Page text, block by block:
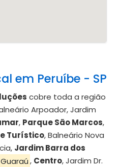
em Peruíbe - SP
cobre toda a região
Arpoador, Jardim
, Parque São Marcos,
Turístico, Balneário Nova
Jardim Barra dos
, Centro, Jardim Dr.